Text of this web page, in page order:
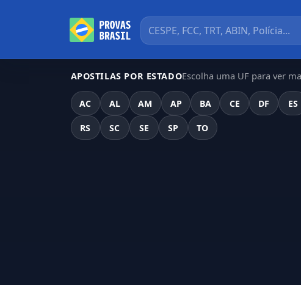
APOSTILAS POR ESTADOEscolha uma UF para ver
AC AL AM AP BA CE DF ES
RS SC SE SP TO